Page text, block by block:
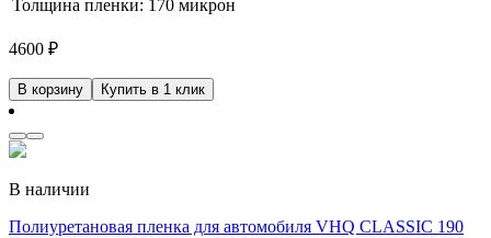
Толщина пленки: 170 микрон
4600 ₽
В корзину Купить в 1 клик
В наличии
Полиуретановая пленка для автомобиля VHQ CLASSIC 190